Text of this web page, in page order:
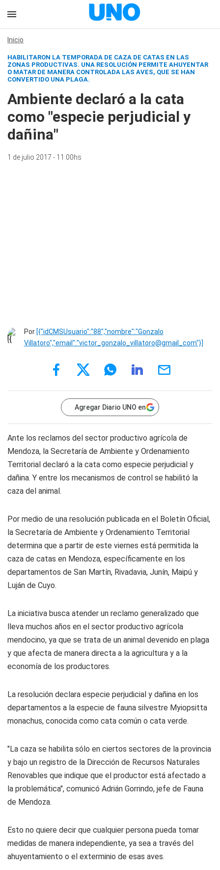
Inicio
HABILITARON LA TEMPORADA DE CAZA DE CATAS EN LAS
ZONAS PRODUCTIVAS. UNA RESOLUCIÓN PERMITE AHUYENTAR
O MATAR DE MANERA CONTROLADA LAS AVES, QUE SE HAN
CONVERTIDO UNA PLAGA.
Ambiente declaró a la cata
como "especie perjudicial y
dañina"
1 de julio 2017 - 11:00hs
Por [{"idCMSUsuario":"88","nombre":"Gonzalo
Villatoro","email":"victor_gonzalo_villatoro@gmail_com"}]
Agregar Diario UNO en
Ante los reclamos del sector productivo agrícola de
Mendoza, la Secretaría de Ambiente y Ordenamiento
Territorial declaró a la cata como especie perjudicial y
dañina. Y entre los mecanismos de control se habilitó la
caza del animal.
Por medio de una resolución publicada en el Boletín Oficial,
la Secretaría de Ambiente y Ordenamiento Territorial
determina que a partir de este viernes está permitida la
caza de catas en Mendoza, específicamente en los
departamentos de San Martín, Rivadavia, Junín, Maipú y
Luján de Cuyo.
La iniciativa busca atender un reclamo generalizado que
lleva muchos años en el sector productivo agrícola
mendocino, ya que se trata de un animal devenido en plaga
y que afecta de manera directa a la agricultura y a la
economía de los productores.
La resolución declara especie perjudicial y dañina en los
departamentos a la especie de fauna silvestre Myiopsitta
monachus, conocida como cata común o cata verde.
"La caza se habilita sólo en ciertos sectores de la provincia
y bajo un registro de la Dirección de Recursos Naturales
Renovables que indique que el productor está afectado a
la problemática", comunicó Adrián Gorrindo, jefe de Fauna
de Mendoza.
Esto no quiere decir que cualquier persona pueda tomar
medidas de manera independiente, ya sea a través del
ahuyentamiento o el exterminio de esas aves.